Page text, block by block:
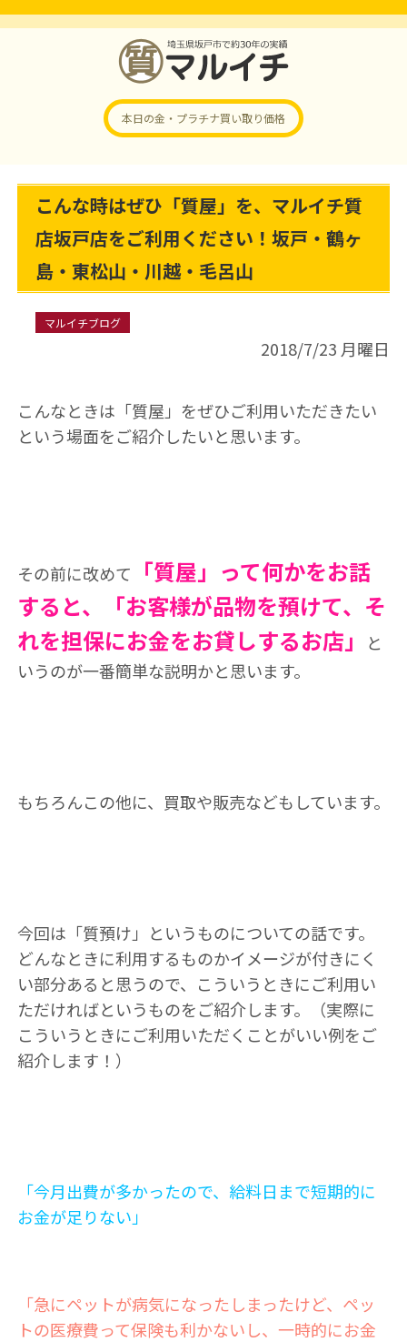
本日の金・プラチナ買い取り価格
こんな時はぜひ「質屋」を、マルイチ質
店坂戸店をご利用ください！坂戸・鶴ヶ
島・東松山・川越・毛呂山
マルイチブログ
2018/7/23 月曜日
こんなときは「質屋」をぜひご利用いただきたい
という場面をご紹介したいと思います。
その前に改めて
「質屋」って何かをお話
すると、「お客様が品物を預けて、そ
れを担保にお金をお貸しするお店」
と
いうのが一番簡単な説明かと思います。
もちろんこの他に、買取や販売などもしています。
今回は「質預け」というものについての話です。
どんなときに利用するものかイメージが付きにく
い部分あると思うので、こういうときにご利用い
ただければというものをご紹介します。（実際に
こういうときにご利用いただくことがいい例をご
紹介します！）
「今月出費が多かったので、給料日まで短期的に
お金が足りない」
「急にペットが病気になったしまったけど、ペッ
トの医療費って保険も利かないし、一時的にお金